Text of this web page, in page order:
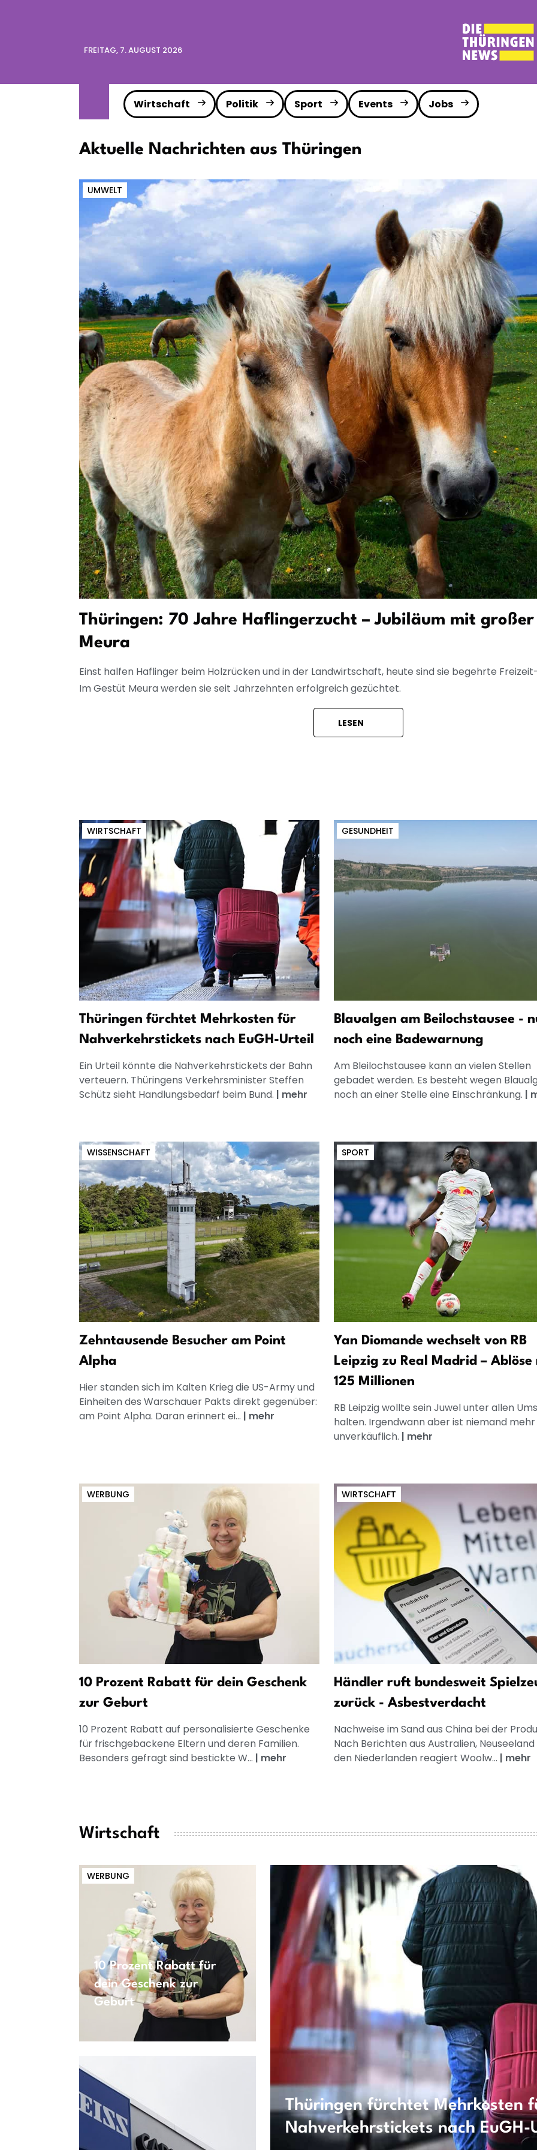
FREITAG, 7. AUGUST 2026
Wirtschaft Politik Sport Events Jobs
Aktuelle Nachrichten aus Thüringen
UMWELT
Thüringen: 70 Jahre Haflingerzucht – Jubiläum mit großer
Meura
Einst halfen Haflinger beim Holzrücken und in der Landwirtschaft, heute sind sie begehrte
Im Gestüt Meura werden sie seit Jahrzehnten erfolgreich gezüchtet.
LESEN
WIRTSCHAFT
Thüringen fürchtet Mehrkosten für
Nahverkehrstickets nach EuGH-Urteil
Ein Urteil könnte die Nahverkehrstickets der Bahn
verteuern. Thüringens Verkehrsminister Steffen
Schütz sieht Handlungsbedarf beim Bund. | mehr
GESUNDHEIT
Blaualgen am Beilochstausee -
noch eine Badewarnung
Am Bleilochstausee kann an vielen Stellen
gebadet werden. Es besteht wegen
noch an einer Stelle eine Einschränkung. |
WISSENSCHAFT
Zehntausende Besucher am Point
Alpha
Hier standen sich im Kalten Krieg die US-Army und
Einheiten des Warschauer Pakts direkt gegenüber:
am Point Alpha. Daran erinnert ei... | mehr
SPORT
Yan Diomande wechselt von RB
Leipzig zu Real Madrid – Ablöse
125 Millionen
RB Leipzig wollte sein Juwel unter allen
halten. Irgendwann aber ist niemand mehr
unverkäuflich. | mehr
WERBUNG
10 Prozent Rabatt für dein Geschenk
zur Geburt
10 Prozent Rabatt auf personalisierte Geschenke
für frischgebackene Eltern und deren Familien.
Besonders gefragt sind bestickte W... | mehr
WIRTSCHAFT
Händler ruft bundesweit
zurück - Asbestverdacht
Nachweise im Sand aus China bei der
Nach Berichten aus Australien, Neuseeland
den Niederlanden reagiert Woolw... | mehr
Wirtschaft
WERBUNG
10 Prozent Rabatt für
dein Geschenk zur
Geburt
Thüringen fürchtet Mehrkosten
Nahverkehrstickets nach EuGH-